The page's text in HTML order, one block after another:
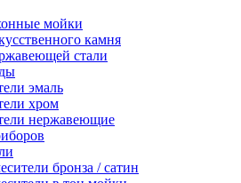
мойки
камня
стали
эмаль
хром
нержавеющие
бронза / сатин